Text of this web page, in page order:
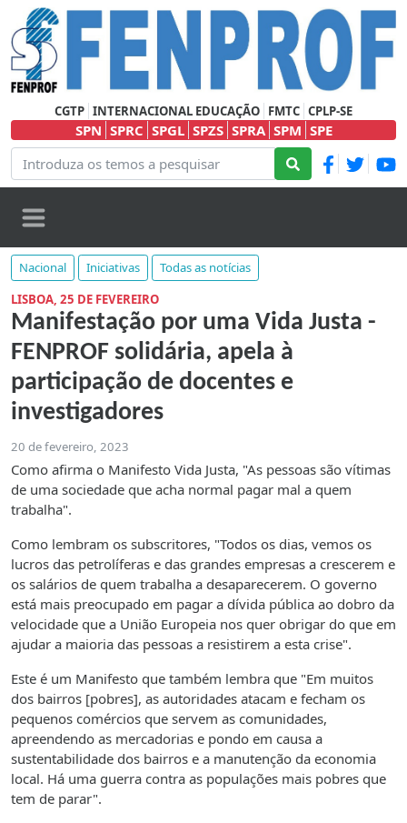
CGTP INTERNACIONAL EDUCAÇÃO FMTC CPLP-SE
SPN SPRC SPGL SPZS SPRA SPM SPE
Nacional Iniciativas
Todas as notícias
LISBOA, 25 DE FEVEREIRO
Manifestação por uma Vida Justa -
FENPROF solidária, apela à
participação de docentes e
investigadores
20 de fevereiro, 2023
Como afirma o Manifesto Vida Justa, "As pessoas são vítimas
de uma sociedade que acha normal pagar mal a quem
trabalha".
Como lembram os subscritores, "Todos os dias, vemos os
lucros das petrolíferas e das grandes empresas a crescerem e
os salários de quem trabalha a desaparecerem. O governo
está mais preocupado em pagar a dívida pública ao dobro da
velocidade que a União Europeia nos quer obrigar do que em
ajudar a maioria das pessoas a resistirem a esta crise".
Este é um Manifesto que também lembra que "Em muitos
dos bairros [pobres], as autoridades atacam e fecham os
pequenos comércios que servem as comunidades,
apreendendo as mercadorias e pondo em causa a
sustentabilidade dos bairros e a manutenção da economia
local. Há uma guerra contra as populações mais pobres que
tem de parar".